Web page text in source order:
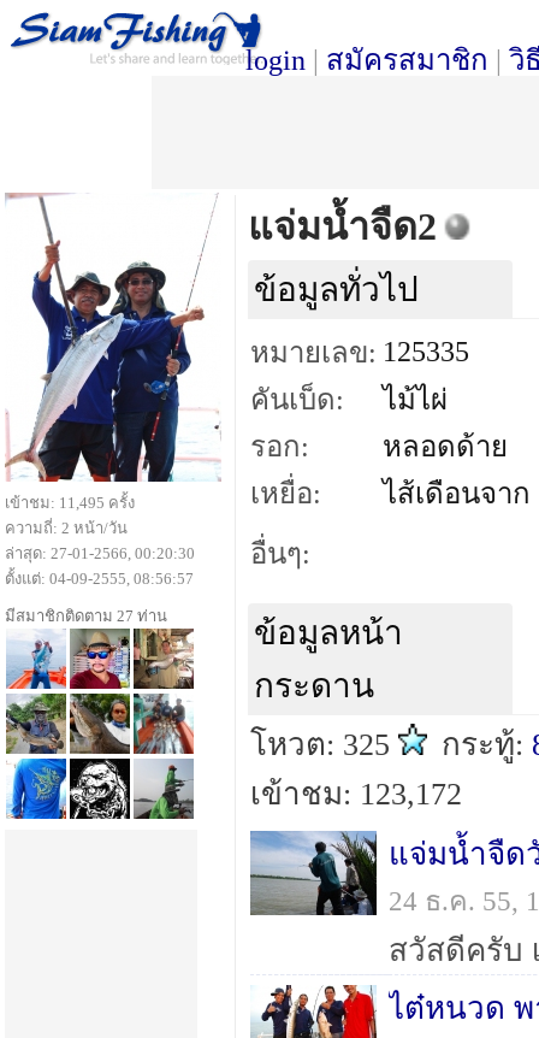
login | สมัครสมาชิก | วิ
แจ่มน้ำจืด2
ข้อมูลทั่วไป
หมายเลข: 125335
คันเบ็ด:
ไม้ไผ่
รอก:
หลอดด้าย
เหยื่อ:
ไส้เดือนจาก
อื่นๆ:
ข้อมูลหน้า
กระดาน
โหวต: 325 กระทู้:
เข้าชม: 123,172
แจ่มน้ำจืด
24 ธ.ค. 55,
ไต๋หนวด
เข้าชม: 11,495 ครั้ง
ความถี่: 2 หน้า/วัน
ล่าสุด: 27-01-2566, 00:20:30
ตั้งแต่: 04-09-2555, 08:56:57
มีสมาชิกติดตาม 27 ท่าน